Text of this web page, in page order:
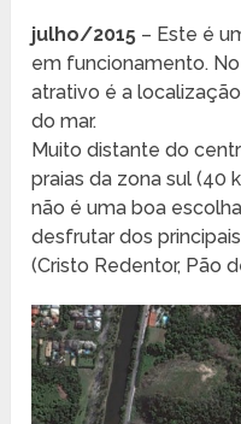
julho/2015 – Este é
em funcionamento.
atrativo é a
do mar.
Muito distante do
praias da zona sul (40
não é uma boa
desfrutar dos
(Cristo Redentor, Pão